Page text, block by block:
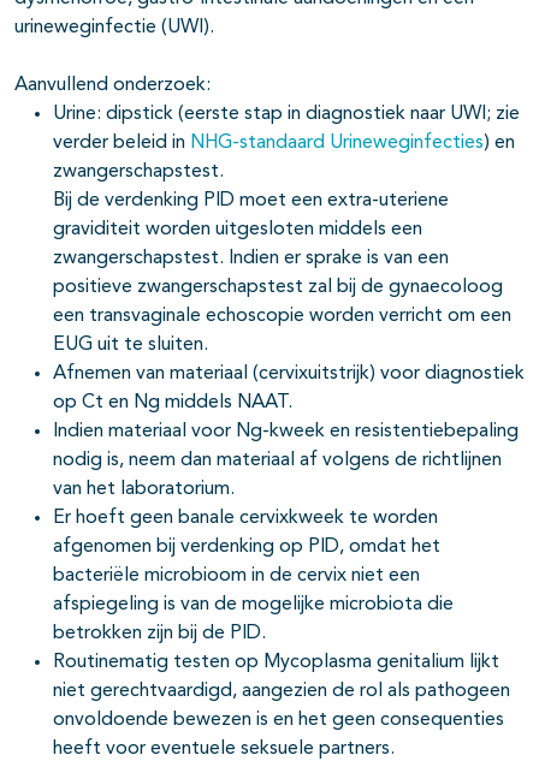
urineweginfectie (UWI).
Aanvullend onderzoek:
Urine: dipstick (eerste stap in diagnostiek naar UWI; zie
verder beleid in NHG-standaard Urineweginfecties) en
zwangerschapstest.
Bij de verdenking PID moet een extra-uteriene
graviditeit worden uitgesloten middels een
zwangerschapstest. Indien er sprake is van een
positieve zwangerschapstest zal bij de gynaecoloog
een transvaginale echoscopie worden verricht om een
EUG uit te sluiten.
Afnemen van materiaal (cervixuitstrijk) voor diagnostiek
op Ct en Ng middels NAAT.
Indien materiaal voor Ng-kweek en resistentiebepaling
nodig is, neem dan materiaal af volgens de richtlijnen
van het laboratorium.
Er hoeft geen banale cervixkweek te worden
afgenomen bij verdenking op PID, omdat het
bacteriële microbioom in de cervix niet een
afspiegeling is van de mogelijke microbiota die
betrokken zijn bij de PID.
Routinematig testen op Mycoplasma genitalium lijkt
niet gerechtvaardigd, aangezien de rol als pathogeen
onvoldoende bewezen is en het geen consequenties
heeft voor eventuele seksuele partners.